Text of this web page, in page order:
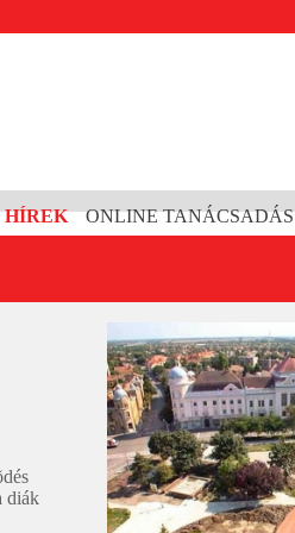
HÍREK ONLINE TANÁCSADÁS
diák